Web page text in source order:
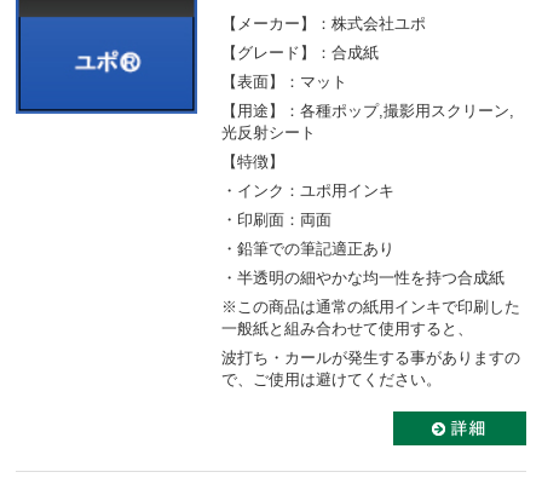
【メーカー】：株式会社ユポ
【グレード】：合成紙
【表面】：マット
【用途】：各種ポップ,撮影用スクリーン,
光反射シート
【特徴】
・インク：ユポ用インキ
・印刷面：両面
・鉛筆での筆記適正あり
・半透明の細やかな均一性を持つ合成紙
※この商品は通常の紙用インキで印刷した
一般紙と組み合わせて使用すると、
波打ち・カールが発生する事がありますの
で、ご使用は避けてください。